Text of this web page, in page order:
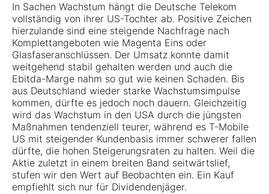
In Sachen Wachstum hängt die Deutsche Telekom
vollständig von ihrer US-Tochter ab. Positive Zeichen
hierzulande sind eine steigende Nachfrage nach
Komplettangeboten wie Magenta Eins oder
Glasfaseranschlüssen. Der Umsatz konnte damit
weitgehend stabil gehalten werden und auch die
Ebitda-Marge nahm so gut wie keinen Schaden. Bis
aus Deutschland wieder starke Wachstumsimpulse
kommen, dürfte es jedoch noch dauern. Gleichzeitig
wird das Wachstum in den USA durch die jüngsten
Maßnahmen tendenziell teurer, während es T-Mobile
US mit steigender Kundenbasis immer schwerer fallen
dürfte, die hohen Steigerungsraten zu halten. Weil die
Aktie zuletzt in einem breiten Band seitwärtslief,
stufen wir den Wert auf Beobachten ein. Ein Kauf
empfiehlt sich nur für Dividendenjäger.